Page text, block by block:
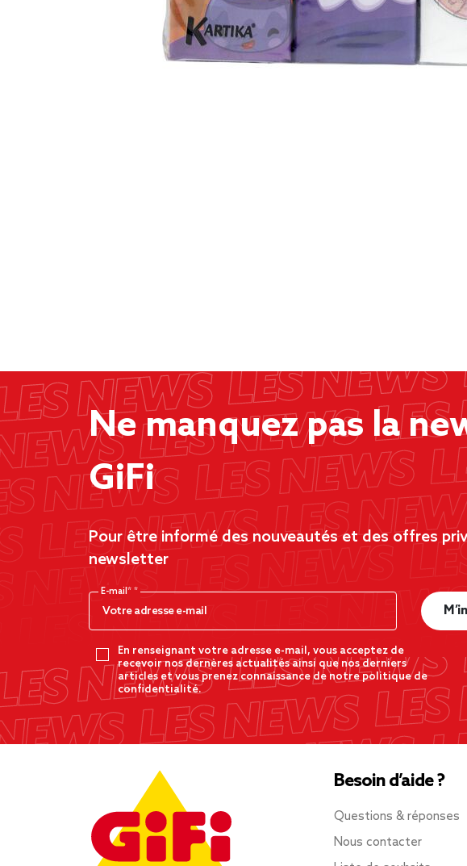
Ne manquez pas la
GiFi
Pour être informé des nouveautés et des offres
newsletter
E-mail*
En renseignant votre adresse e-mail, vous acceptez de
recevoir nos dernères actualités ainsi que nos derniers
articles et vous prenez connaissance de notre politique de
confidentialité.
Besoin d’aide ?
Questions & réponses
Nous contacter